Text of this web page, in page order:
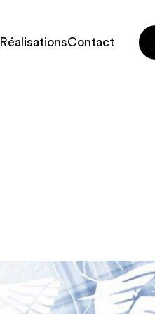
RéalisationsContact